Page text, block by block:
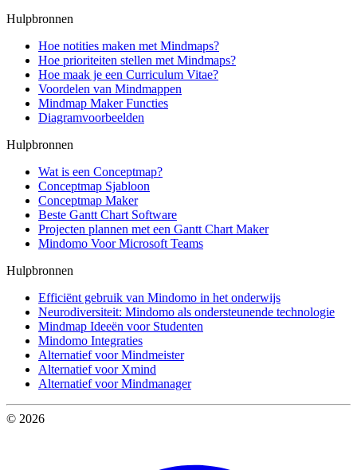
Hulpbronnen
Hoe notities maken met Mindmaps?
Hoe prioriteiten stellen met Mindmaps?
Hoe maak je een Curriculum Vitae?
Voordelen van Mindmappen
Mindmap Maker Functies
Diagramvoorbeelden
Hulpbronnen
Wat is een Conceptmap?
Conceptmap Sjabloon
Conceptmap Maker
Beste Gantt Chart Software
Projecten plannen met een Gantt Chart Maker
Mindomo Voor Microsoft Teams
Hulpbronnen
Efficiënt gebruik van Mindomo in het onderwijs
Neurodiversiteit: Mindomo als ondersteunende technologie
Mindmap Ideeën voor Studenten
Mindomo Integraties
Alternatief voor Mindmeister
Alternatief voor Xmind
Alternatief voor Mindmanager
© 2026